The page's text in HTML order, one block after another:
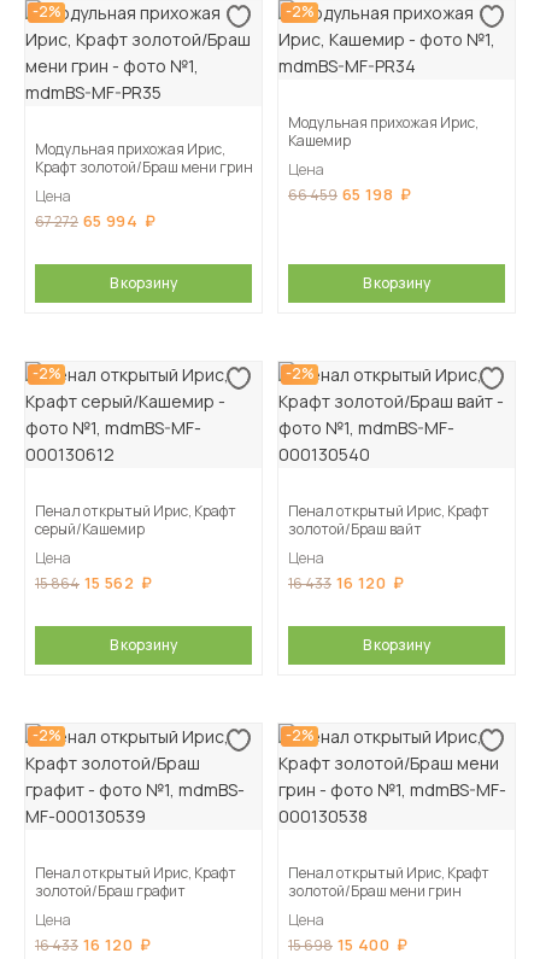
-2%
Модульная прихожая Ирис,
Крафт золотой/Браш мени грин
Цена
67 272 65 994
В корзину
-2%
Модульная прихожая Ирис,
Кашемир
Цена
66 459 65 198
В корзину
-2%
Пенал открытый Ирис, Крафт
серый/Кашемир
Цена
15 864 15 562
В корзину
-2%
Пенал открытый Ирис, Крафт
золотой/Браш вайт
Цена
16 433 16 120
В корзину
-2%
Пенал открытый Ирис, Крафт
золотой/Браш графит
Цена
16 433 16 120
-2%
Пенал открытый Ирис, Крафт
золотой/Браш мени грин
Цена
15 698 15 400